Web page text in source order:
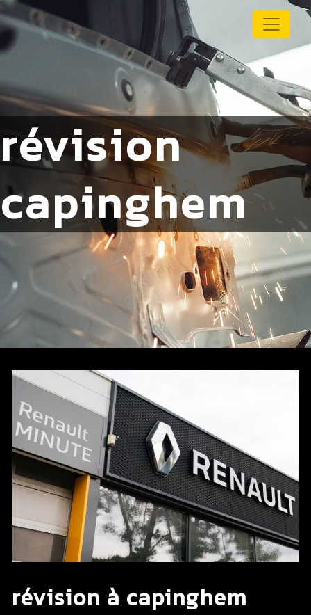
Panneau de gestion des cookies
révision
capinghem
révision à capinghem